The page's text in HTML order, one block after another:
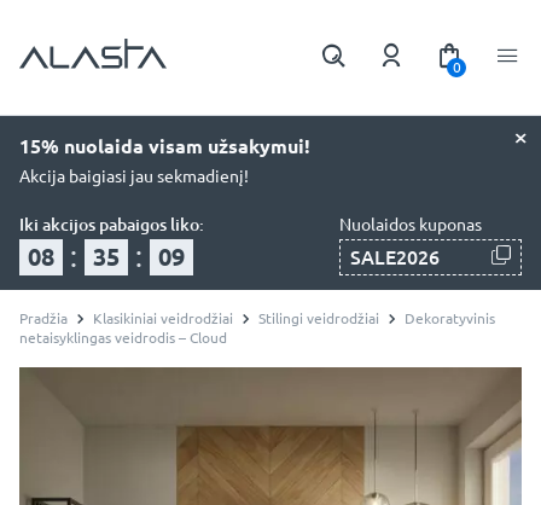
0
×
15% nuolaida visam užsakymui!
Akcija baigiasi jau sekmadienį!
Iki akcijos pabaigos liko:
08 : 35 : 08
Nuolaidos kuponas
SALE2026
Pradžia Klasikiniai veidrodžiai Stilingi veidrodžiai
Dekoratyvinis
netaisyklingas veidrodis – Cloud